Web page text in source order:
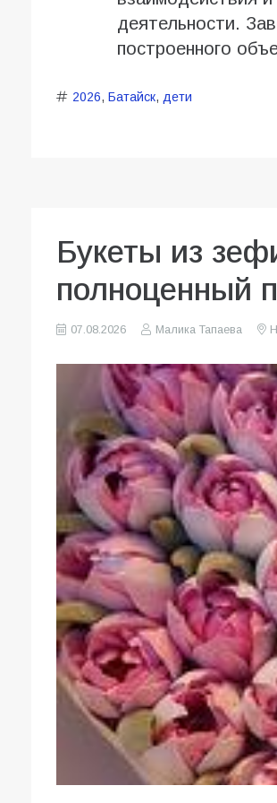
деятельности.
построенного
2026, Батайск, дети
Букеты из
полноценный
07.08.2026 Малика Тапаева